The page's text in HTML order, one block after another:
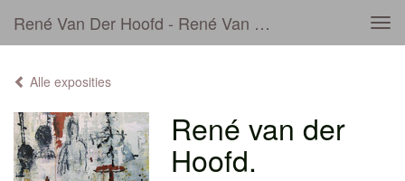
René Van Der Hoofd - René Van Der Hoofd.
Alle exposities
René van der
Hoofd.